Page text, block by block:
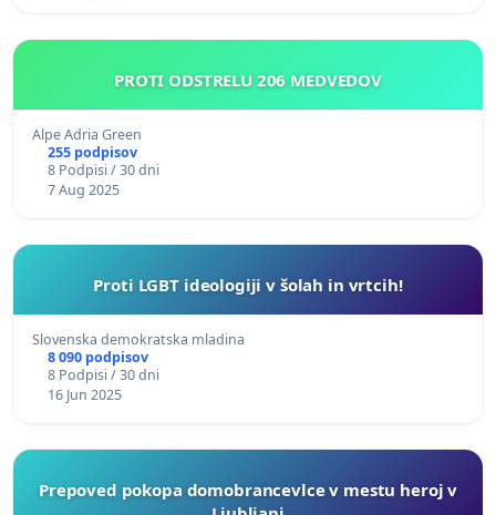
PROTI ODSTRELU 206 MEDVEDOV
Alpe Adria Green
255 podpisov
8 Podpisi / 30 dni
7 Aug 2025
Proti LGBT ideologiji v šolah in vrtcih!
Slovenska demokratska mladina
8 090 podpisov
8 Podpisi / 30 dni
16 Jun 2025
Prepoved pokopa domobrancevlce v mestu heroj v